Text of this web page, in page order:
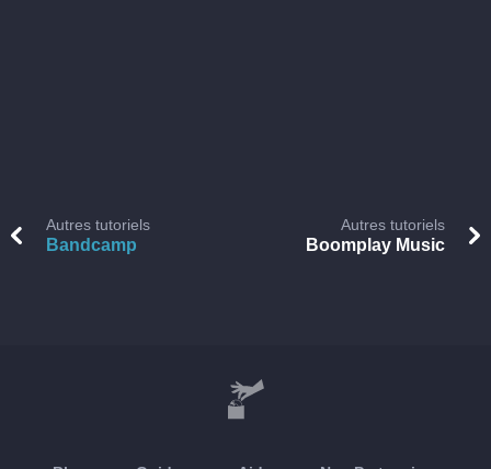
Autres tutoriels
Bandcamp
Autres tutoriels
Boomplay Music